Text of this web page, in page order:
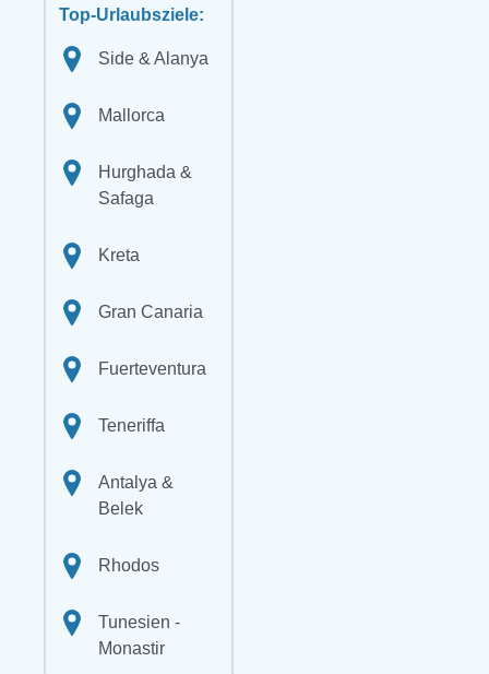
Top-Urlaubsziele:
Side & Alanya
Mallorca
Hurghada &
Safaga
Kreta
Gran Canaria
Fuerteventura
Teneriffa
Antalya &
Belek
Rhodos
Tunesien -
Monastir